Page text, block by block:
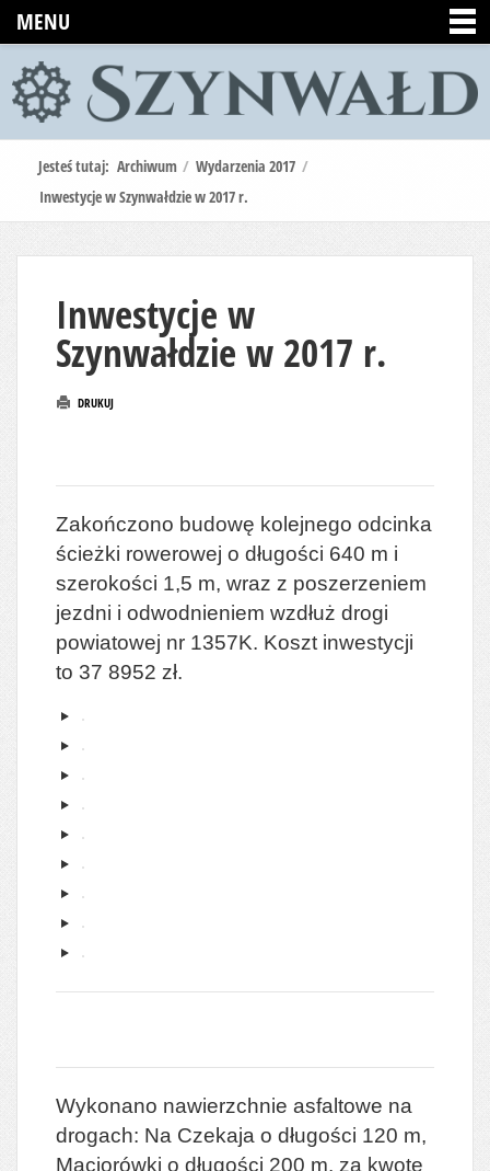
MENU
Jesteś tutaj: Archiwum / Wydarzenia 2017 /
Inwestycje w Szynwałdzie w 2017 r.
Inwestycje w
Szynwałdzie w 2017 r.
DRUKUJ
Zakończono budowę kolejnego odcinka
ścieżki rowerowej o długości 640 m i
szerokości 1,5 m, wraz z poszerzeniem
jezdni i odwodnieniem wzdłuż drogi
powiatowej nr 1357K. Koszt inwestycji
to 37 8952 zł.
Wykonano nawierzchnie asfaltowe na
drogach: Na Czekaja o długości 120 m,
Mąciorówki o długości 200 m, za kwotę